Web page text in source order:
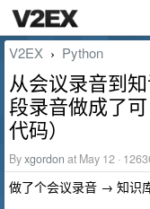
V2EX › Python
从会议录音到
段录音做成了
代码）
Byxgordon at May 12 ·
做了个会议录音 → 知识